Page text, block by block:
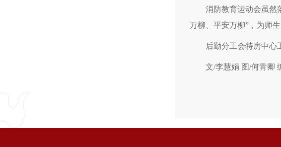
消防教育运动会虽然
万柳、平安万柳”，为师
后勤分工会特房中心
文/李慧娟 图/何青卿